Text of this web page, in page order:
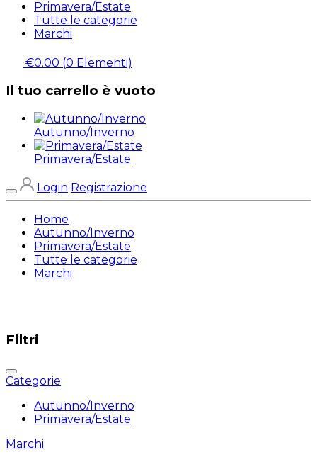
Primavera/Estate
Tutte le categorie
Marchi
€0.00 (0 Elementi)
Il tuo carrello è vuoto
Autunno/Inverno
Primavera/Estate
Login Registrazione
Home
Autunno/Inverno
Primavera/Estate
Tutte le categorie
Marchi
Filtri
Categorie
Autunno/Inverno
Primavera/Estate
Marchi